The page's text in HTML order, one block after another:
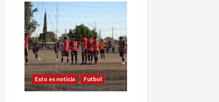
Constitución
es
el
único
líder
del
Torneo
Clausura
de
Primera
B
Esto es noticia Futbol